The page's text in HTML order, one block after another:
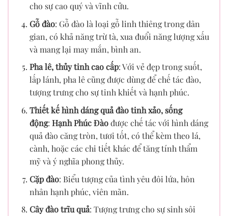
cho sự cao quý và vĩnh cửu.
Gỗ đào: Gỗ đào là loại gỗ linh thiêng trong dân
gian, có khả năng trừ tà, xua đuổi năng lượng xấu
và mang lại may mắn, bình an.
Pha lê, thủy tinh cao cấp: Với vẻ đẹp trong suốt,
lấp lánh, pha lê cũng được dùng để chế tác đào,
tượng trưng cho sự tinh khiết và hạnh phúc.
Thiết kế hình dáng quả đào tinh xảo, sống
động: Hạnh Phúc Đàođược chế tác với hình dáng
quả đào căng tròn, tươi tốt, có thể kèm theo lá,
cành, hoặc các chi tiết khác để tăng tính thẩm
mỹ và ý nghĩa phong thủy.
Cặp đào: Biểu tượng của tình yêu đôi lứa, hôn
nhân hạnh phúc, viên mãn.
Cây đào trĩu quả: Tượng trưng cho sự sinh sôi